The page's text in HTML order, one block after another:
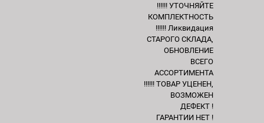
!!!!!! УТОЧНЯЙТЕ
КОМПЛЕКТНОСТЬ
!!!!!! Ликвидация
СТАРОГО СКЛАДА,
ОБНОВЛЕНИЕ
ВСЕГО
АССОРТИМЕНТА
!!!!!! ТОВАР УЦЕНЕН,
ВОЗМОЖЕН
ДЕФЕКТ !
ГАРАНТИИ НЕТ !